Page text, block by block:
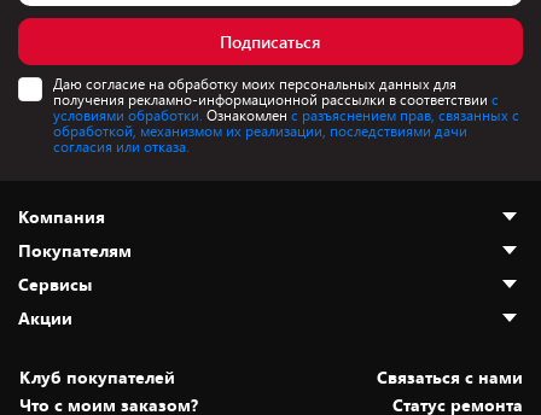
Подписаться
Даю согласие на обработку моих персональных данных для
получения рекламно-информационной рассылки в соответствии с
условиями обработки. Ознакомлен с разъяснением прав, связанных с
обработкой, механизмом их реализации, последствиями дачи
согласия или отказа.
Компания
О нас
Адреса магазинов
Новости
Статьи и обзоры
Вакансии
Покупателям
Как сделать заказ
Оплата и доставка
Безналичный расчёт
Обмен и возврат товара
Сервисы
Установка техники
Для игровых консолей
Акции
Скидки и промокоды
Белорусские товары
Клуб покупателей
Cвязаться с нами
Что с моим заказом?
Статус ремонта